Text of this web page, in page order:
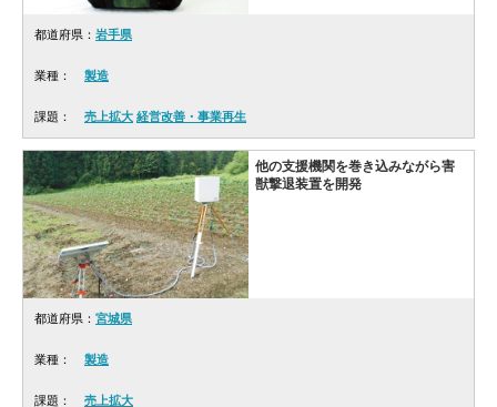
都道府県： 岩手県
業種： 製造
課題： 売上拡大 経営改善・事業再生
他の支援機関を巻き込みながら害
獣撃退装置を開発
都道府県： 宮城県
業種： 製造
課題： 売上拡大